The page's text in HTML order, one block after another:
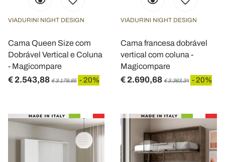
VIADURINI NIGHT DESIGN
Cama Queen Size com
Dobrável Vertical e Coluna
- Magicompare
€ 2.543,88 € 3.179,85 - 20%
VIADURINI NIGHT DESIGN
Cama francesa dobrável
vertical com coluna -
Magicompare
€ 2.690,68 € 3.363,34 - 20%